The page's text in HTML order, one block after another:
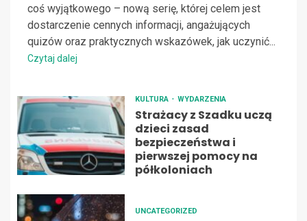
coś wyjątkowego – nową serię, której celem jest
dostarczenie cennych informacji, angażujących
quizów oraz praktycznych wskazówek, jak uczynić...
Czytaj dalej
KULTURA WYDARZENIA
Strażacy z Szadku uczą
dzieci zasad
bezpieczeństwa i
pierwszej pomocy na
półkoloniach
UNCATEGORIZED